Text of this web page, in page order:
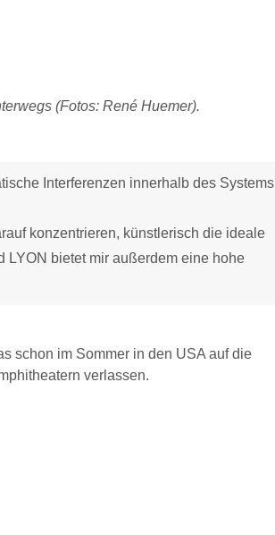
(Fotos: René Huemer).
Interferenzen innerhalb des Systems
konzentrieren, künstlerisch die ideale
LYON bietet mir außerdem eine hohe
schon im Sommer in den USA auf die
verlassen.